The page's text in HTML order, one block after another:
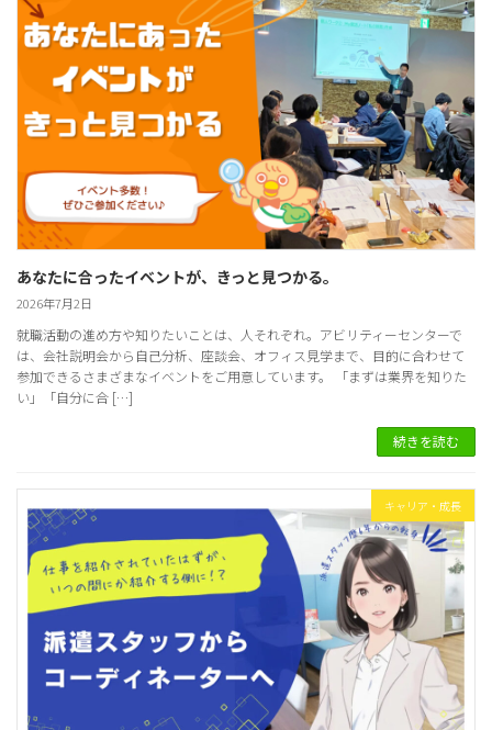
あなたに合ったイベントが、きっと見つかる。
2026年7月2日
就職活動の進め方や知りたいことは、人それぞれ。アビリティーセンターで
は、会社説明会から自己分析、座談会、オフィス見学まで、目的に合わせて
参加できるさまざまなイベントをご用意しています。 「まずは業界を知りた
い」「自分に合 […]
続きを読む
キャリア・成長